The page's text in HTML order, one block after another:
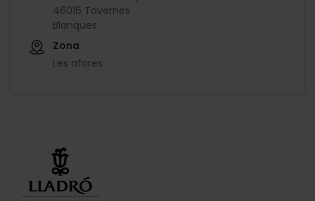
46016 Tavernes
Blanques
Zona
Les afores